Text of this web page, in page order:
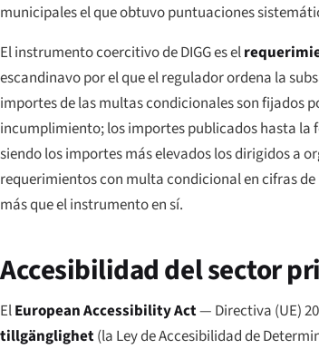
municipales el que obtuvo puntuaciones
El instrumento coercitivo de DIGG es el
escandinavo por el que el regulador ordena la
importes de las multas condicionales son fijados
incumplimiento; los importes publicados hasta la
siendo los importes más elevados los dirigidos a
requerimientos con multa condicional en cifras
más que el instrumento en sí.
Accesibilidad del sector
ElEuropean Accessibility Act— Directiva (UE)
tillgänglighet(la Ley de Accesibilidad de